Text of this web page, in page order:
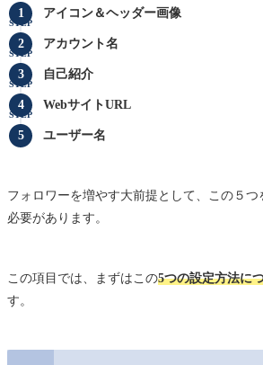
アイコン＆ヘッダー画像
STEP
アカウント名
STEP
自己紹介
STEP
WebサイトURL
STEP
ユーザー名
フォロワーを増やす大前提として、この５
必要があります。
この項目では、まずはこの5つの設定方法に
す。